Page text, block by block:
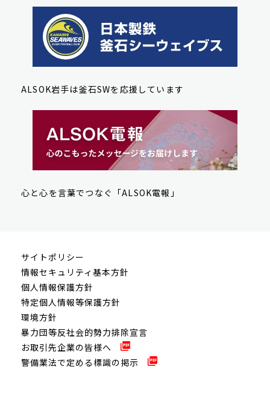
ALSOK岩手は釜石SWを応援しています
心と心を言葉でつなぐ「ALSOK電報」
サイトポリシー
情報セキュリティ基本方針
個人情報保護方針
特定個人情報等保護方針
環境方針
暴力団等反社会的勢力排除宣言
お取引先企業の皆様へ
警備業法で定める標識の掲示